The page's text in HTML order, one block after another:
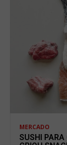
MERCADO
SUSHI PARA